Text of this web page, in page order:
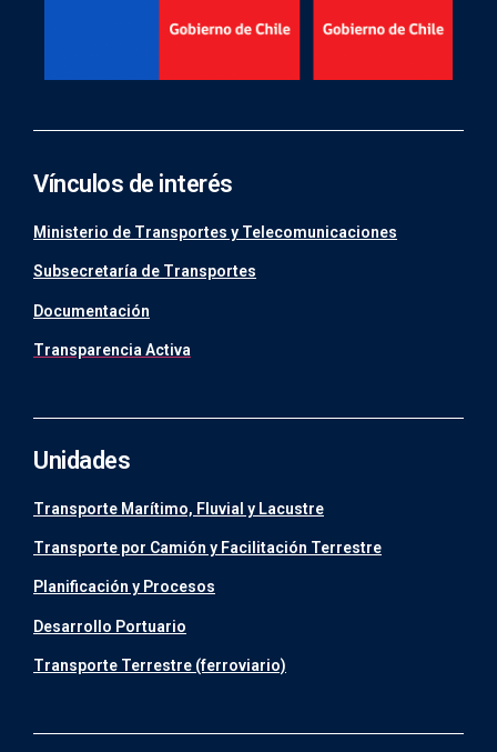
Vínculos de interés
Ministerio de Transportes y Telecomunicaciones
Subsecretaría de Transportes
Documentación
Transparencia Activa
Unidades
Transporte Marítimo, Fluvial y Lacustre
Transporte por Camión y Facilitación Terrestre
Planificación y Procesos
Desarrollo Portuario
Transporte Terrestre (ferroviario)